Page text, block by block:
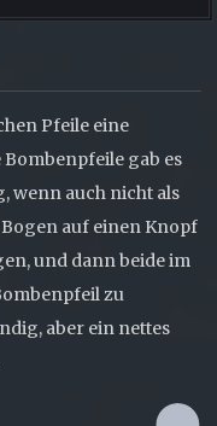
Pfeile eine
gab es
wenn auch nicht als
auf einen Knopf
und dann beide im
zu
aber ein nettes